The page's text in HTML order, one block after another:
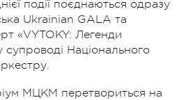
події поєднаються одразу
Ukrainian GALA та
«VYTOKY: Легенди
супроводі Національного
МЦКМ перетвориться на